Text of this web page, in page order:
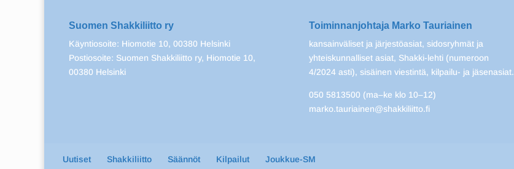
Suomen Shakkiliitto ry
Käyntiosoite: Hiomotie 10, 00380 Helsinki
Postiosoite: Suomen Shakkiliitto ry, Hiomotie 10,
00380 Helsinki
Toiminnanjohtaja Marko Tauriainen
kansainväliset ja järjestöasiat, sidosryhmät ja
yhteiskunnalliset asiat, Shakki-lehti (numeroon
4/2024 asti), sisäinen viestintä, kilpailu- ja jäsenasiat.
050 5813500 (ma–ke klo 10–12)
marko.tauriainen@shakkiliitto.fi
Uutiset Shakkiliitto Säännöt Kilpailut Joukkue-SM